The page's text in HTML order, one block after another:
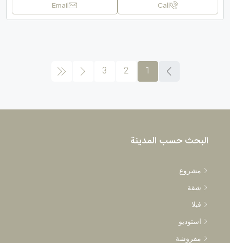
Call
Email
1
2
3
البحث حسب المدينة
مشروع
شقة
فيلا
استوديو
مفروشة